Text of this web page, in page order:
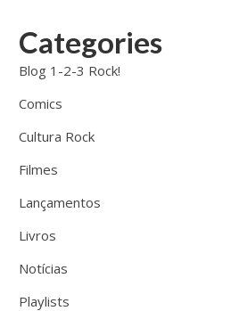
Categories
Blog 1-2-3 Rock!
Comics
Cultura Rock
Filmes
Lançamentos
Livros
Notícias
Playlists